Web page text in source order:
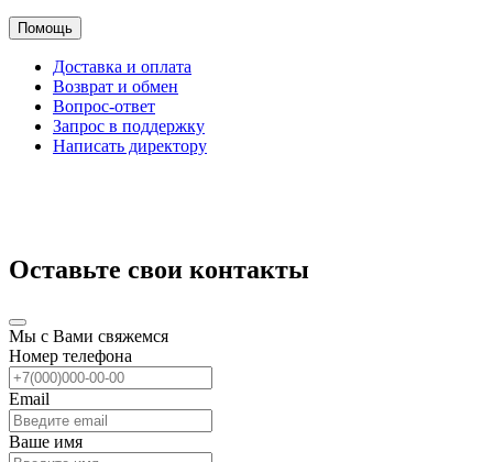
Помощь
Доставка и оплата
Возврат и обмен
Вопрос-ответ
Запрос в поддержку
Написать директору
Оставьте свои контакты
Мы с Вами свяжемся
Номер телефона
Email
Ваше имя